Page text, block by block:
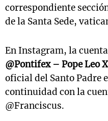
correspondiente
de la Santa Sede,
En Instagram, la
@Pontifex – Pope Leo
oficial del Santo Padre
continuidad con la
@Franciscus.